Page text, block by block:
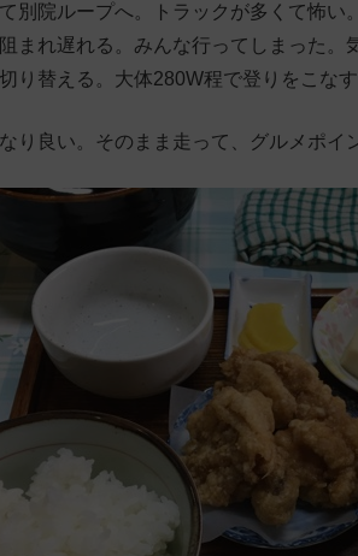
別院ループへ。トラックが多くて怖い
まれ遅れる。みんな行ってしまった。
り替える。大体280W程で登りをこなす
り良い。そのまま走って、グルメポイ